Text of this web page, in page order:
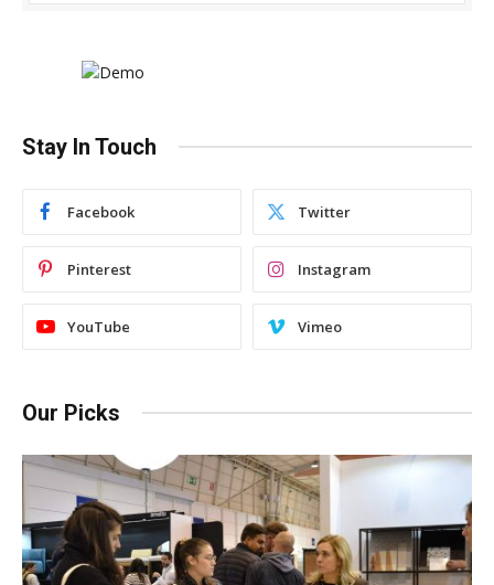
Stay In Touch
Facebook Twitter
Pinterest Instagram
YouTube Vimeo
Our Picks